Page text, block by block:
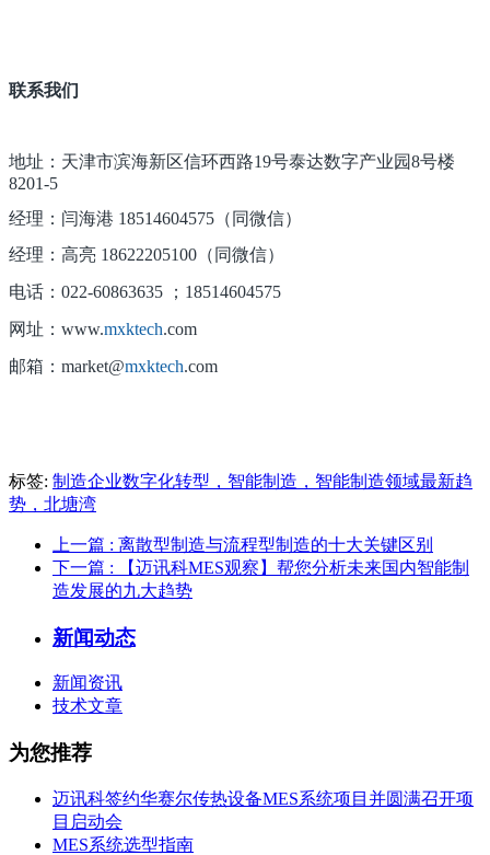
联系我们
地址：天津市滨海新区信环西路19号泰达数字产业园8号楼
8201-5
经理：闫海港 18514604575（同微信）
经理：高亮 18622205100（同微信）
电话：022-60863635 ；18514604575
网址：www.mxktech.com
邮箱：market@mxktech.com
标签: 制造企业数字化转型，智能制造，智能制造领域最新趋
势，北塘湾
上一篇 : 离散型制造与流程型制造的十大关键区别
下一篇 : 【迈讯科MES观察】帮您分析未来国内智能制
造发展的九大趋势
新闻动态
新闻资讯
技术文章
为您推荐
迈讯科签约华赛尔传热设备MES系统项目并圆满召开项
目启动会
MES系统选型指南